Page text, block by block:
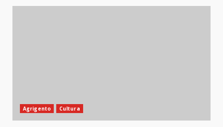
Agrigento Cultura